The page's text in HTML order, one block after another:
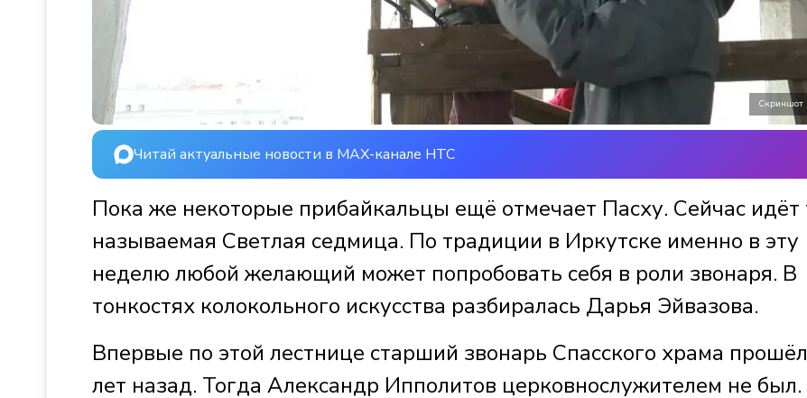
Скриншот
Читай актуальные новости в MAX-канале НТС
Пока же некоторые прибайкальцы ещё отмечает Пасху. Сейчас идёт
называемая Светлая седмица. По традиции в Иркутске именно в эту
неделю любой желающий может попробовать себя в роли звонаря. В
тонкостях колокольного искусства разбиралась Дарья Эйвазова.
Впервые по этой лестнице старший звонарь Спасского храма
лет назад. Тогда Александр Ипполитов церковнослужителем не